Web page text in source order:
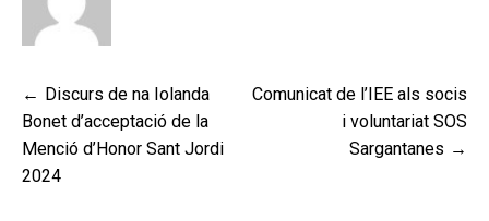
Navegació
d'entrades
Discurs de na Iolanda
Bonet d’acceptació de la
Menció d’Honor Sant Jordi
2024
Comunicat de l’IEE als socis
i voluntariat SOS
Sargantanes